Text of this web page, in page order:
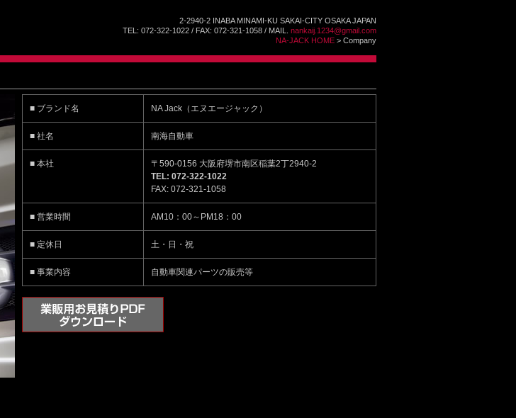
2-2940-2 INABA MINAMI-KU SAKAI-CITY OSAKA JAPAN
TEL: 072-322-1022 / FAX: 072-321-1058 / MAIL. nankaij.1234@gmail.com
NA-JACK HOME > Company
■ ブランド名 NA Jack（エヌエージャック）
■ 社名 南海自動車
■ 本社
〒590-0156 大阪府堺市南区稲葉2丁2940-2
TEL: 072-322-1022
FAX: 072-321-1058
■ 営業時間 AM10：00～ PM18：00
■ 定休日 土・日・祝
■ 事業内容 自動車関連パーツの販売等